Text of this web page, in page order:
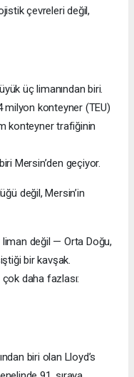
çevreleri değil,
üç limanından biri.
milyon konteyner (TEU)
konteyner trafiğinin
Mersin’den geçiyor.
değil, Mersin’in
liman değil — Orta Doğu,
bir kavşak.
daha fazlası:
biri olan Lloyd’s